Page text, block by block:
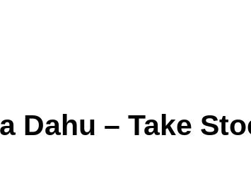
Dahu – Take